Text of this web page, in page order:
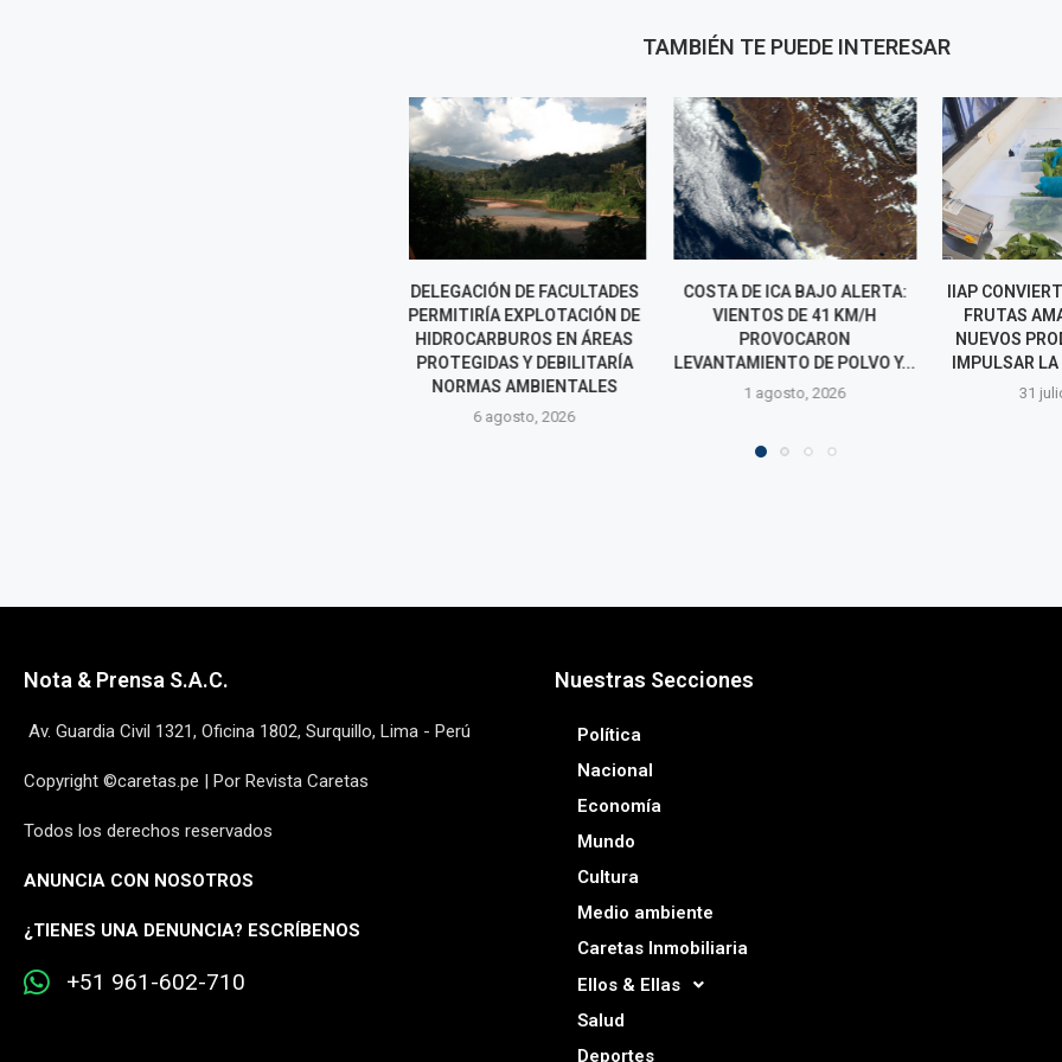
TAMBIÉN TE PUEDE INTERESAR
COSTA DE ICA BAJO ALERTA:
VIENTOS DE 41 KM/H
PROVOCARON
LEVANTAMIENTO DE POLVO Y...
1 agosto, 2026
IIAP CONVIERTE RESIDUOS DE
FRUTAS AMAZÓNICAS EN
NUEVOS PRODUCTOS PARA
IMPULSAR LA BIOECONOMÍA
31 julio, 2026
JAGÜEY
CULTURAL DE
SU LEGADO
Nota & Prensa S.A.C.
Av. Guardia Civil 1321, Oficina 1802, Surquillo, Lima - Perú
Copyright ©caretas.pe | Por Revista Caretas
Todos los derechos reservados
ANUNCIA CON NOSOTROS
¿TIENES UNA DENUNCIA? ESCRÍBENOS
+51 961-602-710
Nuestras Secciones
Política
Nacional
Economía
Mundo
Cultura
Medio ambiente
Caretas Inmobiliaria
Ellos & Ellas
Salud
Deportes